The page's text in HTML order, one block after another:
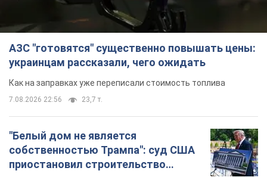
АЗС "готовятся" существенно повышать цены:
украинцам рассказали, чего ожидать
Как на заправках уже переписали стоимость топлива
7.08.2026 22:56 23,7 т.
"Белый дом не является
собственностью Трампа": суд США
приостановил строительство